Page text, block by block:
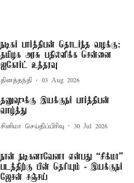
நடிகர் பார்த்திபன் தொடர்ந்த வழக்கு:
தமிழக அரசு பதிலளிக்க சென்னை
ஐகோர்ட் உத்தரவு
தினத்தந்தி 03 Aug 2026
தனுஷுக்கு இயக்குநர் பார்த்திபன்
வாழ்த்து
சினிமா செய்திப்பிரிவு 30 Jul 2026
நான் நடிகனாவேனா என்பது “சிக்மா”
படத்திற்கு பின் தெரியும் - இயக்குநர்
ஜேசன் சஞ்சய்